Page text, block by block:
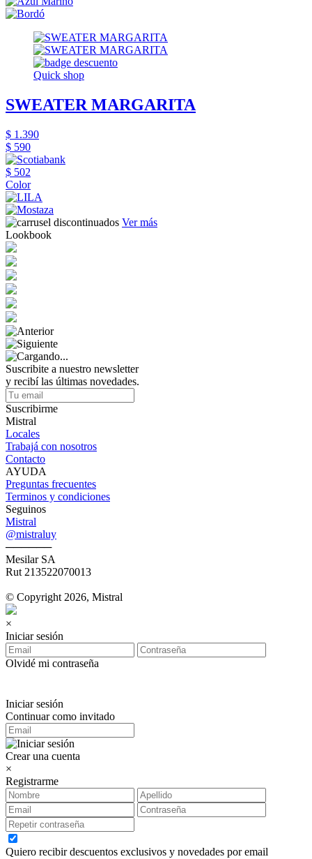
Quick shop
SWEATER MARGARITA
$ 1.390
$ 590
$ 502
Color
Ver más
Lookbook
Suscribite a nuestro newsletter
y recibí las últimas novedades.
Suscribirme
Mistral
Locales
Trabajá con nosotros
Contacto
AYUDA
Preguntas frecuentes
Terminos y condiciones
Seguinos
Mistral
@mistraluy
──────
Mesilar SA
Rut 213522070013
© Copyright 2026, Mistral
×
Iniciar sesión
Olvidé mi contraseña
Iniciar sesión
Continuar como invitado
Crear una cuenta
×
Registrarme
Quiero recibir descuentos exclusivos y novedades por email